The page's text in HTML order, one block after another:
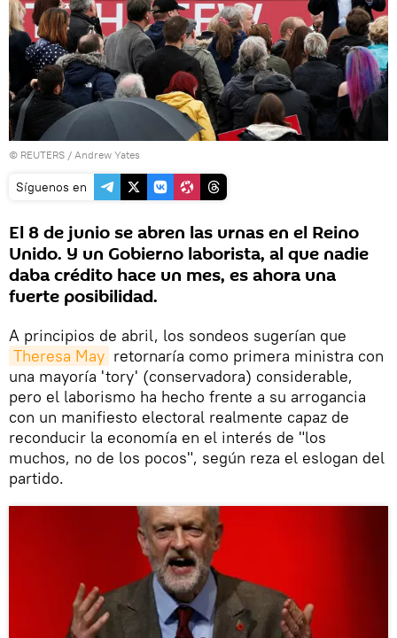
© REUTERS / Andrew Yates
Síguenos en
El 8 de junio se abren las urnas en el Reino
Unido. Y un Gobierno laborista, al que nadie
daba crédito hace un mes, es ahora una
fuerte posibilidad.
A principios de abril, los sondeos sugerían que
Theresa May retornaría como primera ministra con
una mayoría 'tory' (conservadora) considerable,
pero el laborismo ha hecho frente a su arrogancia
con un manifiesto electoral realmente capaz de
reconducir la economía en el interés de "los
muchos, no de los pocos", según reza el eslogan del
partido.